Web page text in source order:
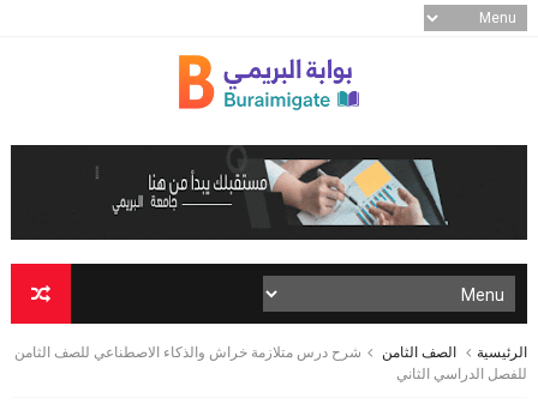
الرئيسية الصف الثامن
شرح درس متلازمة خراش والذكاء الاصطناعي للصف الثامن
للفصل الدراسي الثاني